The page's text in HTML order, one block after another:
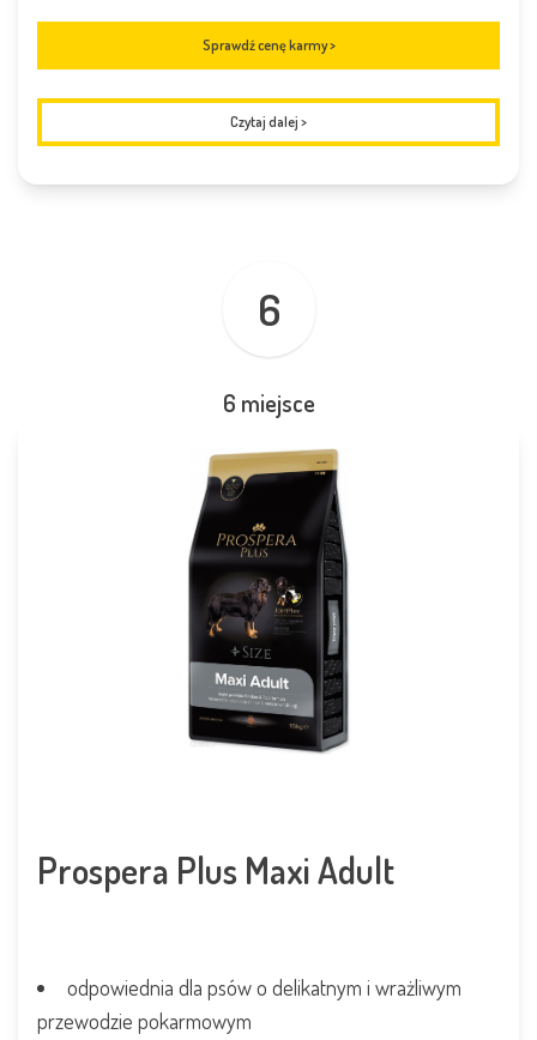
Sprawdź cenę karmy >
Czytaj dalej >
6
6 miejsce
Prospera Plus Maxi Adult
odpowiednia dla psów o delikatnym i wrażliwym
przewodzie pokarmowym